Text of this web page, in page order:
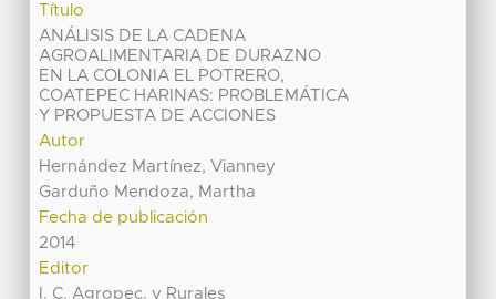
Título
ANÁLISIS DE LA CADENA
AGROALIMENTARIA DE DURAZNO
EN LA COLONIA EL POTRERO,
COATEPEC HARINAS: PROBLEMÁTICA
Y PROPUESTA DE ACCIONES
Autor
Hernández Martínez, Vianney
Garduño Mendoza, Martha
Fecha de publicación
2014
Editor
I. C. Agropec. y Rurales